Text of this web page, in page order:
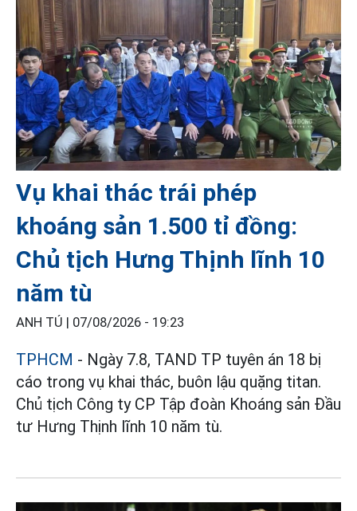
Vụ khai thác trái phép
khoáng sản 1.500 tỉ đồng:
Chủ tịch Hưng Thịnh lĩnh 10
năm tù
ANH TÚ | 07/08/2026 - 19:23
TPHCM - Ngày 7.8, TAND TP tuyên án 18 bị
cáo trong vụ khai thác, buôn lậu quặng titan.
Chủ tịch Công ty CP Tập đoàn Khoáng sản Đầu
tư Hưng Thịnh lĩnh 10 năm tù.